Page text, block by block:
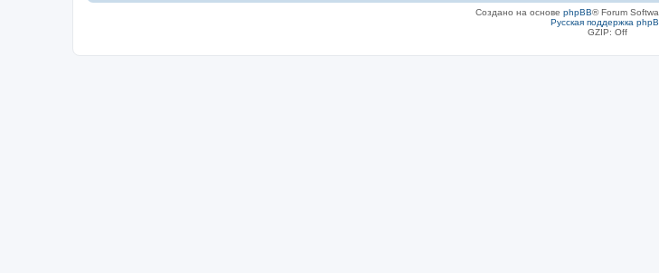
Создано на основе phpBB® Forum
Русская поддержка
GZIP: Off